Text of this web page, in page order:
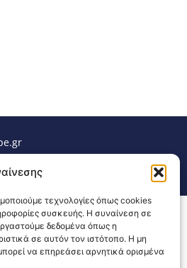
τεχνολογίες όπως cookies
συσκευής. Η συναίνεση σε
δεδομένα όπως η
σε αυτόν τον ιστότοπο. Η μη
να επηρεάσει αρνητικά ορισμένα